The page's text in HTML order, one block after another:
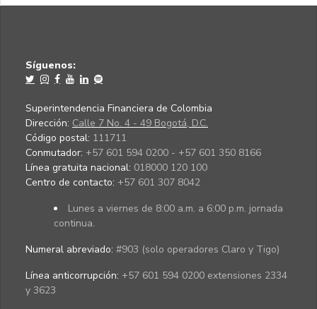
Síguenos:
Superintendencia Financiera de Colombia
Dirección: Calle 7 No. 4 - 49 Bogotá, D.C.
Código postal: 111711
Conmutador: +57 601 594 0200 - +57 601 350 8166
Línea gratuita nacional: 018000 120 100
Centro de contacto: +57 601 307 8042
Lunes a viernes de 8:00 a.m. a 6:00 p.m. jornada
continua.
Numeral abreviado: #903 (solo operadores Claro y Tigo)
Línea anticorrupción: +57 601 594 0200 extensiones 2334
y 3623